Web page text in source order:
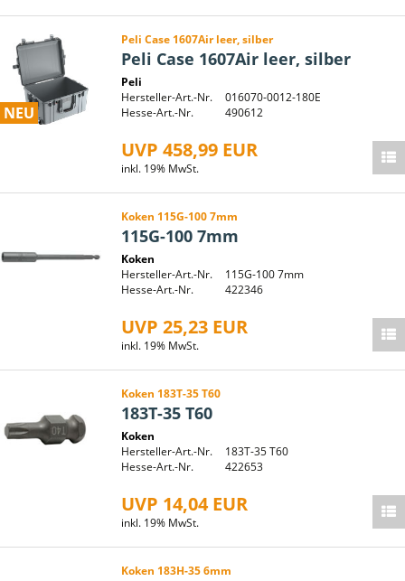
NEU
Peli Case 1607Air leer, silber
Peli Case 1607Air leer, silber
Peli
Hersteller-Art.-Nr.
016070-0012-180E
Hesse-Art.-Nr.
490612
UVP 458,99 EUR
inkl. 19% MwSt.
Koken 115G-100 7mm
115G-100 7mm
Koken
Hersteller-Art.-Nr.
115G-100 7mm
Hesse-Art.-Nr.
422346
UVP 25,23 EUR
inkl. 19% MwSt.
Koken 183T-35 T60
183T-35 T60
Koken
Hersteller-Art.-Nr.
183T-35 T60
Hesse-Art.-Nr.
422653
UVP 14,04 EUR
inkl. 19% MwSt.
Koken 183H-35 6mm